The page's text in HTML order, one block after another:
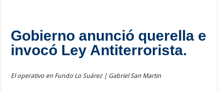
Gobierno anunció querella e
invocó Ley Antiterrorista.
El operativo en Fundo Lo Suárez | Gabriel San Martin